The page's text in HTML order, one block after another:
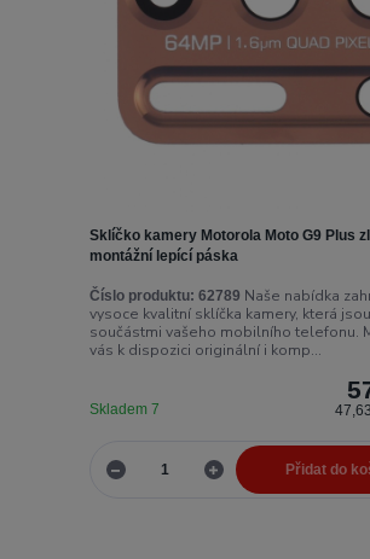
Sklíčko kamery Motorola Moto G9 Plus
montážní lepící páska
Číslo produktu: 62789 Naše nabídka
vysoce kvalitní sklíčka kamery, která
součástmi vašeho mobilního telefonu.
vás k dispozici originální i komp...
Skladem 7
Přidat do